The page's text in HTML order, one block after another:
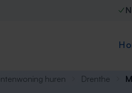
huren Drenthe